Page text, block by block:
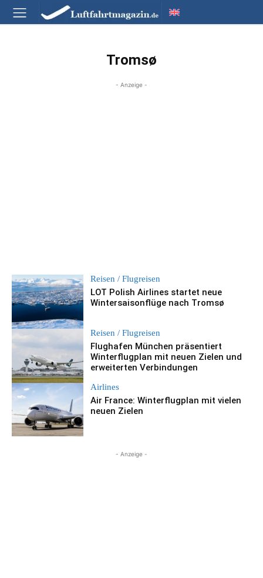
Tromsø
- Anzeige -
Reisen / Flugreisen
LOT Polish Airlines startet neue
Wintersaisonflüge nach Tromsø
Reisen / Flugreisen
Flughafen München präsentiert
Winterflugplan mit neuen Zielen und
erweiterten Verbindungen
Airlines
Air France: Winterflugplan mit vielen
neuen Zielen
- Anzeige -